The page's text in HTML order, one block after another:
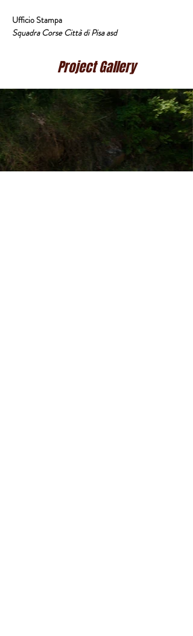
Ufficio Stampa
Squadra Corse Città di Pisa asd
Project Gallery